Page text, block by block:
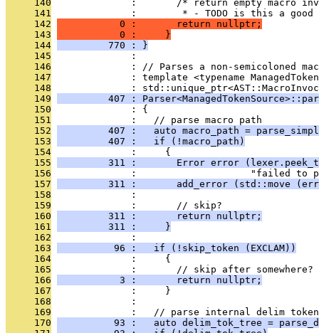
     140
:       /* return empty macro
     141
:        * - TODO is this a good
     142
           0 :       return nullptr;
     143
           0 :     }
     144
         770 : }
     145
              :
     146
: // Parses a non-semicoloned
     147
: template <typename
     148
:
     149
407 :
     150
              : {
     151
              :   // parse macro path
     152
407 :   auto macro_path =
     153
         407 :   if (!macro_path)
     154
              :     {
     155
311 :       Error error
     156
:                    "failed to
     157
311 :       add_error (std::move
     158
              :
     159
              :       // skip?
     160
         311 :       return nullptr;
     161
         311 :     }
     162
              :
     163
          96 :   if (!skip_token (EXCLAM))
     164
              :     {
     165
              :       // skip after somewhere?
     166
           3 :       return nullptr;
     167
              :     }
     168
              :
     169
:   // parse internal delim
     170
93 :   auto delim_tok_tree =